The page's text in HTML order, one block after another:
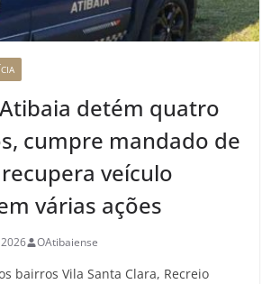
detém quatro
cumpre mandado de
veículo
várias ações
OAtibaiense
bairros Vila Santa Clara, Recreio